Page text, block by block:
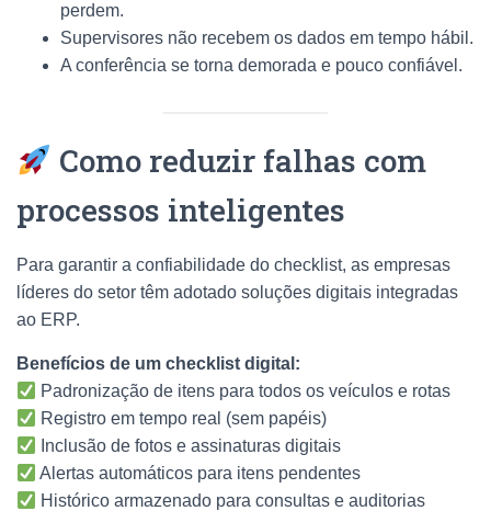
perdem.
Supervisores não recebem os dados em tempo hábil.
A conferência se torna demorada e pouco confiável.
Como reduzir falhas com
processos inteligentes
Para garantir a confiabilidade do checklist, as empresas
líderes do setor têm adotado soluções digitais integradas
ao ERP.
Benefícios de um checklist digital:
Padronização de itens para todos os veículos e rotas
Registro em tempo real (sem papéis)
Inclusão de fotos e assinaturas digitais
Alertas automáticos para itens pendentes
Histórico armazenado para consultas e auditorias